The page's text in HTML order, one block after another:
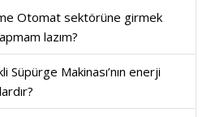
Otomat sektörüne girmek
lazım?
Süpürge Makinası’nın enerji